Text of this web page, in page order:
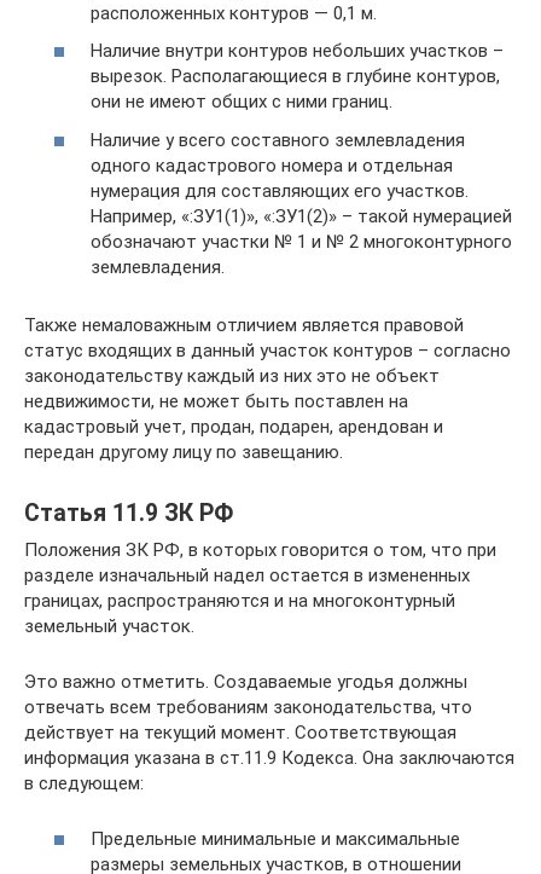
расположенных контуров — 0,1 м.
Наличие внутри контуров небольших участков –
вырезок. Располагающиеся в глубине контуров,
они не имеют общих с ними границ.
Наличие у всего составного землевладения
одного кадастрового номера и отдельная
нумерация для составляющих его участков.
Например, «:ЗУ1(1)», «:ЗУ1(2)» – такой нумерацией
обозначают участки № 1 и № 2 многоконтурного
землевладения.
Также немаловажным отличием является правовой
статус входящих в данный участок контуров – согласно
законодательству каждый из них это не объект
недвижимости, не может быть поставлен на
кадастровый учет, продан, подарен, арендован и
передан другому лицу по завещанию.
Статья 11.9 ЗК РФ
Положения ЗК РФ, в которых говорится о том, что при
разделе изначальный надел остается в измененных
границах, распространяются и на многоконтурный
земельный участок.
Это важно отметить. Создаваемые угодья должны
отвечать всем требованиям законодательства, что
действует на текущий момент. Соответствующая
информация указана в ст.11.9 Кодекса. Она заключаются
в следующем:
Предельные минимальные и максимальные
размеры земельных участков, в отношении